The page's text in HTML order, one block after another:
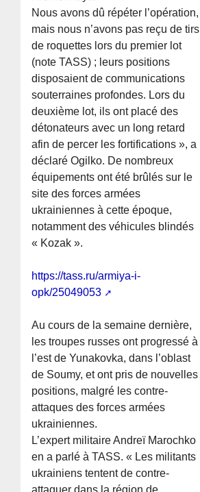
Nous avons dû répéter l’opération,
mais nous n’avons pas reçu de tirs
de roquettes lors du premier lot
(note TASS) ; leurs positions
disposaient de communications
souterraines profondes. Lors du
deuxième lot, ils ont placé des
détonateurs avec un long retard
afin de percer les fortifications », a
déclaré Ogilko. De nombreux
équipements ont été brûlés sur le
site des forces armées
ukrainiennes à cette époque,
notamment des véhicules blindés
« Kozak ».
https://tass.ru/armiya-i-
opk/25049053
Au cours de la semaine dernière,
les troupes russes ont progressé à
l’est de Yunakovka, dans l’oblast
de Soumy, et ont pris de nouvelles
positions, malgré les contre-
attaques des forces armées
ukrainiennes.
L’expert militaire Andreï Marochko
en a parlé à TASS. « Les militants
ukrainiens tentent de contre-